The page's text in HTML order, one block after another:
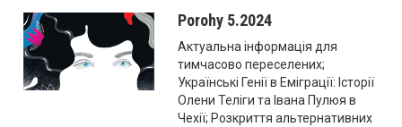
Porohy 5.2024
Актуальна інформація для
тимчасово переселених;
Українські Генії в Еміграції: Історії
Олени Теліги та Івана Пулюя в
Чехії; Розкриття альтернативних